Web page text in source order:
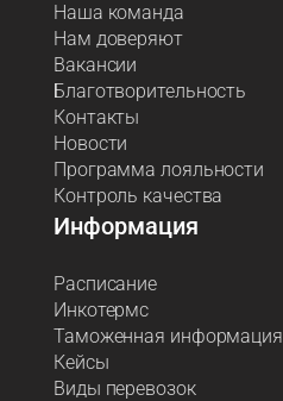
Наша команда
Нам доверяют
Вакансии
Благотворительность
Контакты
Новости
Программа лояльности
Контроль качества
Информация
Расписание
Инкотермс
Таможенная информация
Кейсы
Виды перевозок